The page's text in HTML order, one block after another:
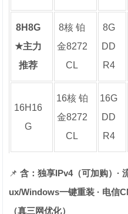
8H8G
★主力
推荐
8核 铂
金8272
CL
8G
DD
R4
16H16
G
16核 铂
金8272
CL
16G
DD
R4
📌含：独享IPv4（可加购）·
ux/Windows一键重装 · 电信
（真三网优化）